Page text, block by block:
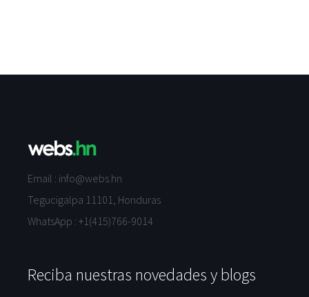
Email : info@webs.hn
Tegucigalpa 11101, Honduras
WhatsApp : +1(415)766-9014
Reciba nuestras novedades y blogs